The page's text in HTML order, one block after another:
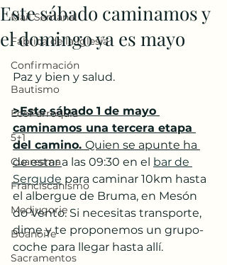
Mail Semanal
Fábrica de la Iglesia
Confirmación
Bautismo
EcoParroquia
5+1
Cuaresma
Franciscanismo
Medjugorje
BoanoiTe
Sacramentos
Este sábado caminamos y
el domingo ya es mayo
Paz y bien y salud.
>Este sábado 1 de mayo
caminamos una tercera etapa
del camino. Quien se apunte ha
de estar a las 09:30 en el bar de
Sergude para caminar 10km hasta
el albergue de Bruma, en Mesón
do Vento. Si necesitas transporte,
dime y te proponemos un grupo-
coche para llegar hasta allí.